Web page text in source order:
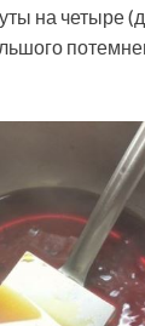
на четыре